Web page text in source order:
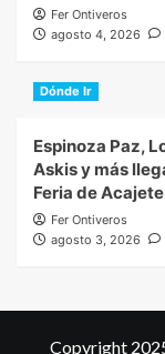
Fer Ontiveros
agosto 4, 2026
Dónde Ir
Espinoza Paz,
Askis y más
Feria de
Fer Ontiveros
agosto 3, 2026
Copyright